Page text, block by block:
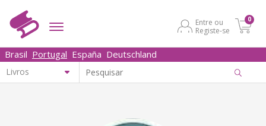
Entre ou
Registe-se
0
Brasil Portugal España Deutschland